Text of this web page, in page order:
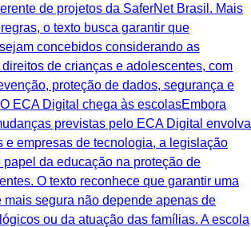
de projetos da SaferNet Brasil. Mais
o texto busca garantir que
concebidos considerando as
de crianças e adolescentes, com
proteção de dados, segurança e
ECA Digital chega às escolasEmbora
previstas pelo ECA Digital envolva
e empresas de tecnologia, a legislação
papel da educação na proteção de
O texto reconhece que garantir uma
segura não depende apenas de
ou da atuação das famílias. A escola